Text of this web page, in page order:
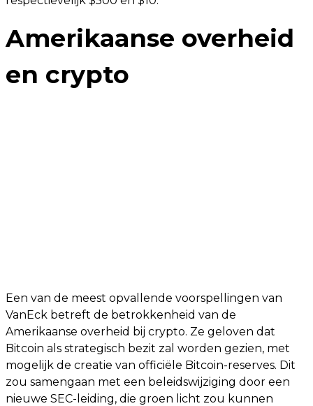
Amerikaanse overheid
en crypto
Een van de meest opvallende voorspellingen van
VanEck betreft de betrokkenheid van de
Amerikaanse overheid bij crypto. Ze geloven dat
Bitcoin als strategisch bezit zal worden gezien, met
mogelijk de creatie van officiële Bitcoin-reserves. Dit
zou samengaan met een beleidswijziging door een
nieuwe SEC-leiding, die groen licht zou kunnen